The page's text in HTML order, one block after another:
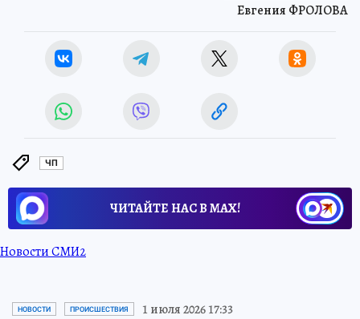
Евгения ФРОЛОВА
ЧП
ЧИТАЙТЕ НАС В МАХ!
Новости СМИ2
НОВОСТИ ПРОИСШЕСТВИЯ 1 июля 2026 17:33